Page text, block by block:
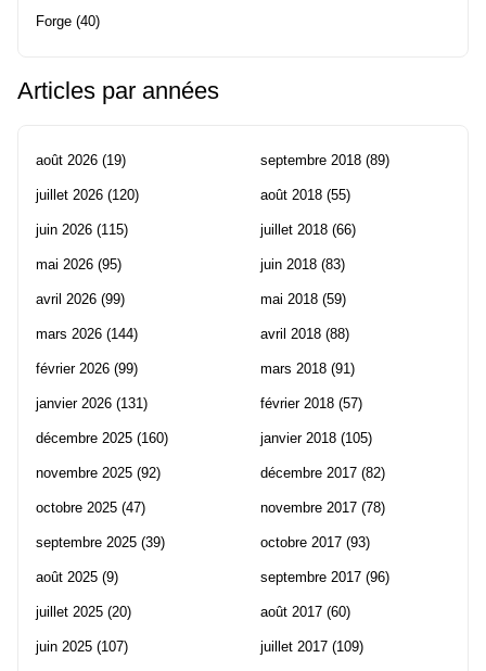
Forge (40)
Articles par années
août 2026 (19)
juillet 2026 (120)
juin 2026 (115)
mai 2026 (95)
avril 2026 (99)
mars 2026 (144)
février 2026 (99)
janvier 2026 (131)
décembre 2025 (160)
novembre 2025 (92)
octobre 2025 (47)
septembre 2025 (39)
août 2025 (9)
juillet 2025 (20)
juin 2025 (107)
septembre 2018 (89)
août 2018 (55)
juillet 2018 (66)
juin 2018 (83)
mai 2018 (59)
avril 2018 (88)
mars 2018 (91)
février 2018 (57)
janvier 2018 (105)
décembre 2017 (82)
novembre 2017 (78)
octobre 2017 (93)
septembre 2017 (96)
août 2017 (60)
juillet 2017 (109)